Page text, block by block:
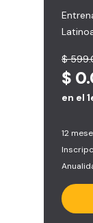
$
$
en el
12